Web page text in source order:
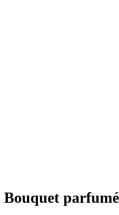
Bouquet